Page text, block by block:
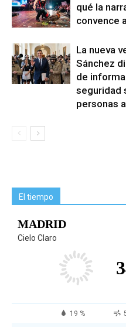
qué la
convence
La nueva
Sánchez
de
seguridad
personas
El tiempo
MADRID
Cielo Claro
19 %